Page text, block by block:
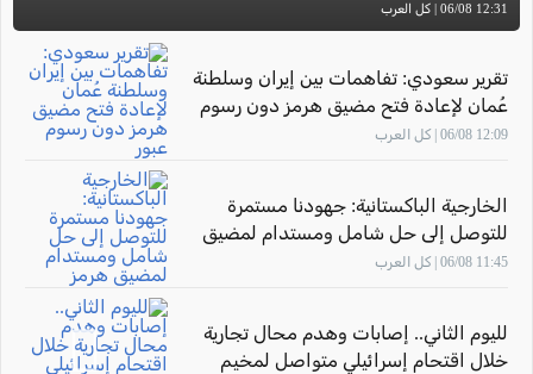
12:31 06/08 | كل العرب
تقرير سعودي: تفاهمات بين إيران وسلطنة
عُمان لإعادة فتح مضيق هرمز دون رسوم
عبور
12:09 06/08 | كل العرب
الخارجية الباكستانية: جهودنا مستمرة
للتوصل إلى حل شامل ومستدام لمضيق
هرمز
11:45 06/08 | كل العرب
لليوم الثاني.. إصابات وهدم محال تجارية
خلال اقتحام إسرائيلي متواصل لمخيم